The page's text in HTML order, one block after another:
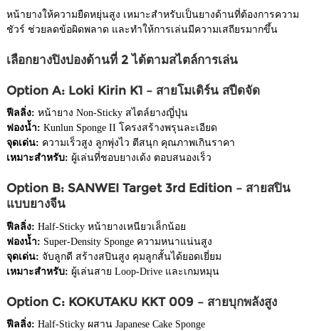
หน้ายางให้ความยืดหยุ่นสูง เหมาะสำหรับเป็นยางด้านที่ต้องการความ
ชัวร์ ช่วยลดข้อผิดพลาด และทำให้การเล่นมีความเสถียรมากขึ้น
เลือกยางปิงปองด้านที่ 2 ได้ตามสไตล์การเล่น
Option A: Loki Kirin K1 – สายโมเดิร์น สปีดจัด
ฟีลลิ่ง: หน้ายาง Non-Sticky สไตล์ยางญี่ปุ่น
ฟองน้ำ: Kunlun Sponge II โครงสร้างพรุนละเอียด
จุดเด่น: ความเร็วสูง ลูกพุ่งไว ตีสนุก คุณภาพเกินราคา
เหมาะสำหรับ: ผู้เล่นที่ชอบยางเด้ง ตอบสนองเร็ว
Option B: SANWEI Target 3rd Edition – สายสปิน
แบบยางจีน
ฟีลลิ่ง: Half-Sticky หน้ายางเหนียวเล็กน้อย
ฟองน้ำ: Super-Density Sponge ความหนาแน่นสูง
จุดเด่น: จับลูกดี สร้างสปินสูง คุมลูกสั้นได้ยอดเยี่ยม
เหมาะสำหรับ: ผู้เล่นสาย Loop-Drive และเกมหมุน
Option C: KOKUTAKU KKT 009 – สายบุกพลังสูง
ฟีลลิ่ง: Half-Sticky ผสาน Japanese Cake Sponge